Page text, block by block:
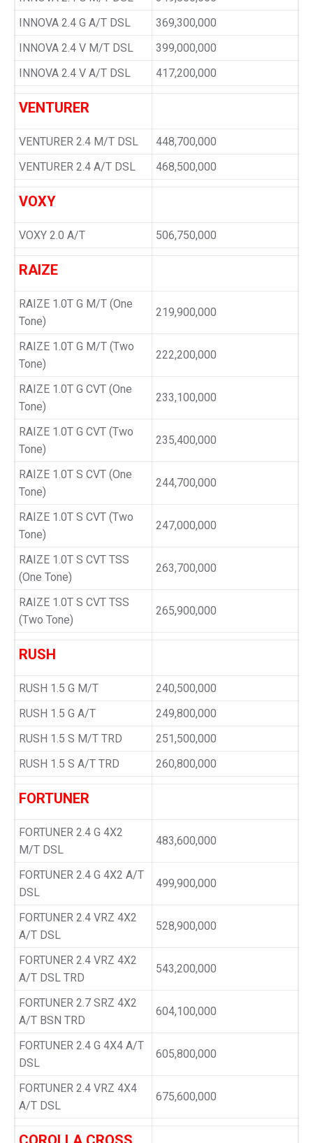
INNOVA 2.4 G A/T DSL
369,300,000
INNOVA 2.4 V M/T DSL
399,000,000
INNOVA 2.4 V A/T DSL
417,200,000
VENTURER
VENTURER 2.4 M/T DSL
448,700,000
VENTURER 2.4 A/T DSL
468,500,000
VOXY
VOXY 2.0 A/T 506,750,000
RAIZE
RAIZE 1.0T G M/T (One
Tone)
219,900,000
RAIZE 1.0T G M/T (Two
Tone)
222,200,000
RAIZE 1.0T G CVT (One
Tone)
233,100,000
RAIZE 1.0T G CVT (Two
Tone)
235,400,000
RAIZE 1.0T S CVT (One
Tone)
244,700,000
RAIZE 1.0T S CVT (Two
Tone)
247,000,000
RAIZE 1.0T S CVT TSS
(One Tone)
263,700,000
RAIZE 1.0T S CVT TSS
(Two Tone)
265,900,000
RUSH
RUSH 1.5 G M/T
240,500,000
RUSH 1.5 G A/T
249,800,000
RUSH 1.5 S M/T TRD
251,500,000
RUSH 1.5 S A/T TRD
260,800,000
FORTUNER
FORTUNER 2.4 G 4X2
M/T DSL
483,600,000
FORTUNER 2.4 G 4X2 A/T
DSL
499,900,000
FORTUNER 2.4 VRZ 4X2
A/T DSL
528,900,000
FORTUNER 2.4 VRZ 4X2
A/T DSL TRD
543,200,000
FORTUNER 2.7 SRZ 4X2
A/T BSN TRD
604,100,000
FORTUNER 2.4 G 4X4 A/T
DSL
605,800,000
FORTUNER 2.4 VRZ 4X4
A/T DSL
675,600,000